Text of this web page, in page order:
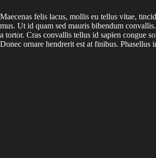
Maecenas felis lacus, mollis eu tellus vitae,
mus. Ut id quam sed mauris bibendum
a tortor. Cras convallis tellus id sapien congue
Donec ornare hendrerit est at finibus. Phasellus